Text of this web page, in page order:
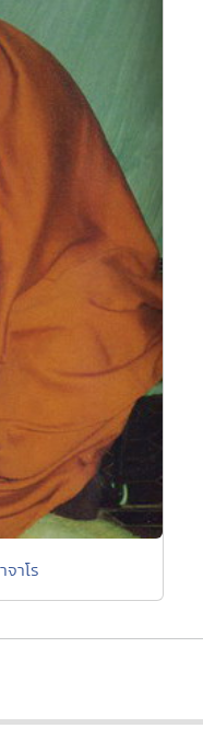
าโร